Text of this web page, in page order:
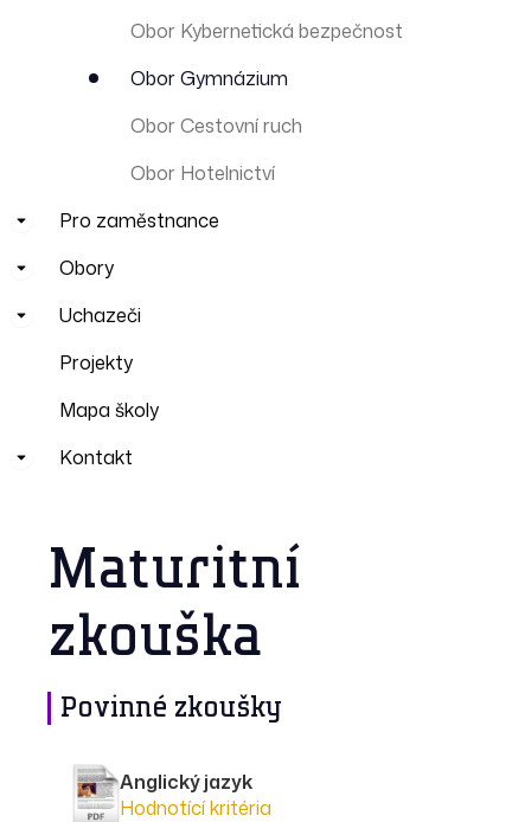
Obor Kybernetická bezpečnost
Obor Gymnázium
Obor Cestovní ruch
Obor Hotelnictví
Pro zaměstnance
Obory
Uchazeči
Projekty
Mapa školy
Kontakt
Maturitní
zkouška
Povinné zkoušky
Anglický jazyk
Hodnotící kritéria